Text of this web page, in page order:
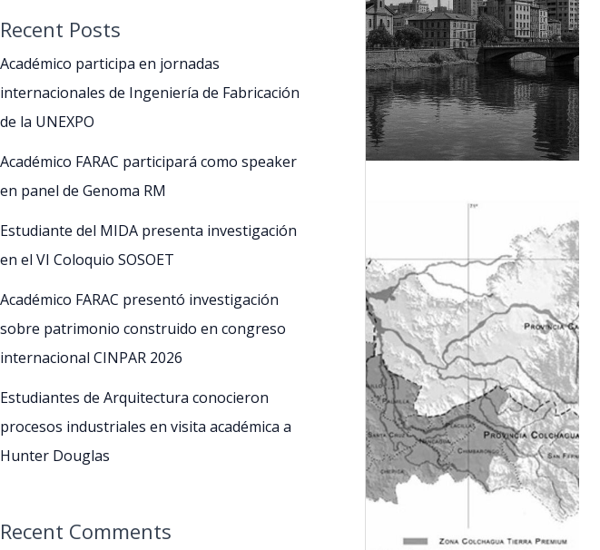
Recent Posts
Académico participa en jornadas
internacionales de Ingeniería de Fabricación
de la UNEXPO
Académico FARAC participará como speaker
en panel de Genoma RM
Estudiante del MIDA presenta investigación
en el VI Coloquio SOSOET
Académico FARAC presentó investigación
sobre patrimonio construido en congreso
internacional CINPAR 2026
Estudiantes de Arquitectura conocieron
procesos industriales en visita académica a
Hunter Douglas
Recent Comments